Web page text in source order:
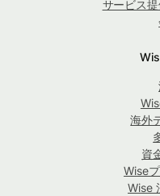
サービス
海外
資
Wise
Wise